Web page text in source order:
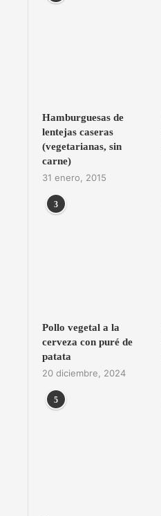
Hamburguesas de
lentejas caseras
(vegetarianas, sin
carne)
31 enero, 2015
3
Pollo vegetal a la
cerveza con puré de
patata
20 diciembre, 2024
5